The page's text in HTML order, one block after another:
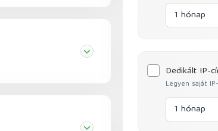
1 hónap
Dedikált IP-
Legyen saját
1 hónap